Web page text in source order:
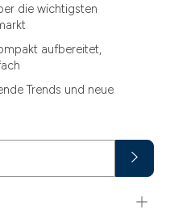
die wichtigsten
aufbereitet,
Trends und neue